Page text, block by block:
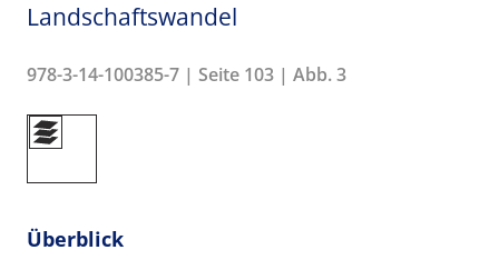
Landschaftswandel
978-3-14-100385-7 | Seite 103 | Abb. 3
Überblick